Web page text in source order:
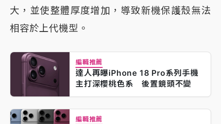
大，並使整體厚度增加，導致新機保護殼無法
相容於上代機型。
編輯推薦
達人再曝iPhone 18 Pro系列手機
主打深櫻桃色系 後置鏡頭不變
編輯推薦